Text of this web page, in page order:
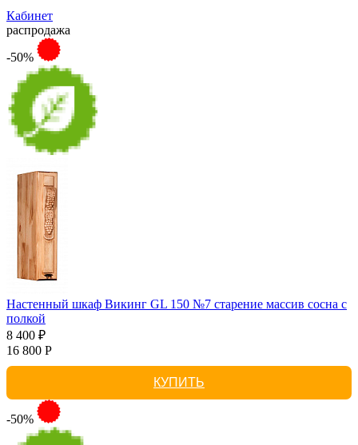
Кабинет
распродажа
-50%
Настенный шкаф Викинг GL 150 №7 старение массив сосна с
полкой
8 400 ₽
16 800 Р
КУПИТЬ
-50%